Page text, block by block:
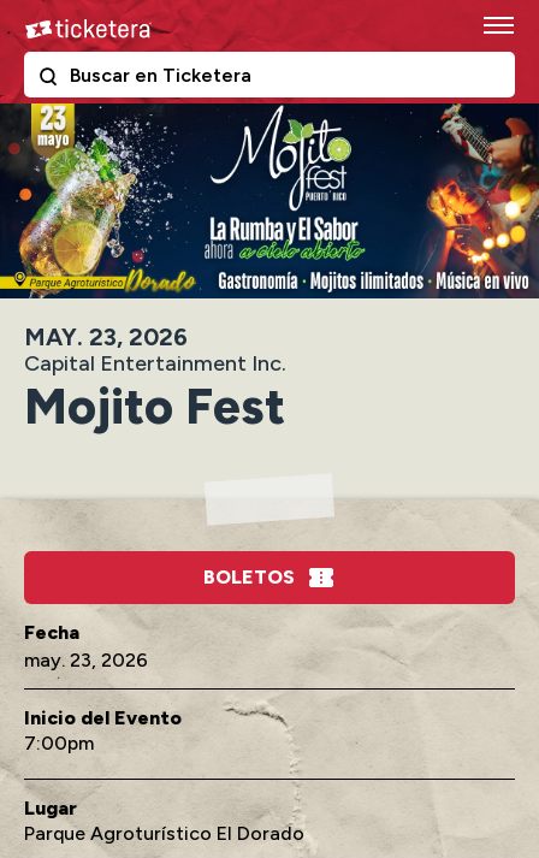
to
content
Accessibility
Buy
Tickets
Search
Ticketera
Ticketera
The following text field filters the results that follow as
MAY. 23, 2026
Capital Entertainment Inc.
Mojito Fest
BOLETOS
may.23 , 2026
Inicio del Evento
7:00
Lugar
Parque Agroturístico El Dorado